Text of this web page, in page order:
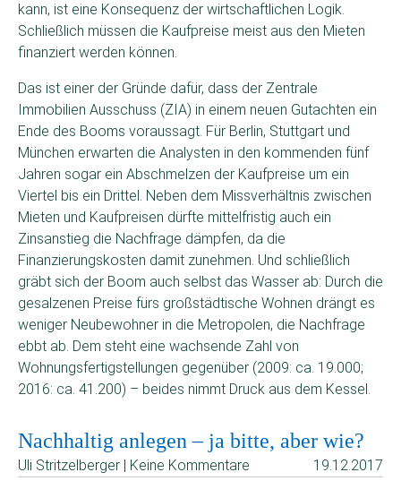
kann, ist eine Konsequenz der wirtschaftlichen Logik.
Schließlich müssen die Kaufpreise meist aus den Mieten
finanziert werden können.
Das ist einer der Gründe dafür, dass der Zentrale
Immobilien Ausschuss (ZIA) in einem neuen Gutachten ein
Ende des Booms voraussagt. Für Berlin, Stuttgart und
München erwarten die Analysten in den kommenden fünf
Jahren sogar ein Abschmelzen der Kaufpreise um ein
Viertel bis ein Drittel. Neben dem Missverhältnis zwischen
Mieten und Kaufpreisen dürfte mittelfristig auch ein
Zinsanstieg die Nachfrage dämpfen, da die
Finanzierungskosten damit zunehmen. Und schließlich
gräbt sich der Boom auch selbst das Wasser ab: Durch die
gesalzenen Preise fürs großstädtische Wohnen drängt es
weniger Neubewohner in die Metropolen, die Nachfrage
ebbt ab. Dem steht eine wachsende Zahl von
Wohnungsfertigstellungen gegenüber (2009: ca. 19.000;
2016: ca. 41.200) – beides nimmt Druck aus dem Kessel.
Nachhaltig anlegen – ja bitte, aber wie?
Uli Stritzelberger | Keine Kommentare 19.12.2017